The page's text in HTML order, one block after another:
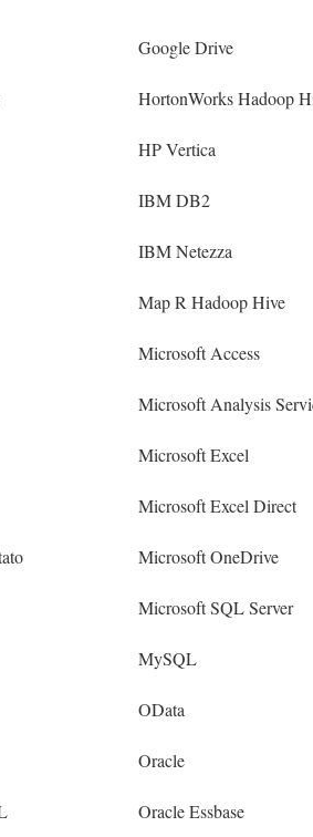
Google Drive
HortonWorks Hadoop
HP Vertica
IBM DB2
IBM Netezza
Map R Hadoop Hive
Microsoft Access
Microsoft Analysis
Microsoft Excel
Microsoft Excel Direct
Microsoft OneDrive
Microsoft SQL Server
MySQL
OData
Oracle
Oracle Essbase